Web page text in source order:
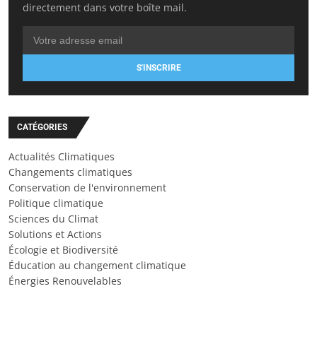
directement dans votre boîte mail.
S'INSCRIRE
CATÉGORIES
Actualités Climatiques
Changements climatiques
Conservation de l'environnement
Politique climatique
Sciences du Climat
Solutions et Actions
Écologie et Biodiversité
Éducation au changement climatique
Énergies Renouvelables